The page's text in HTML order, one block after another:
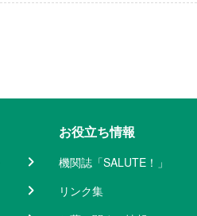
お役立ち情報
機関誌「SALUTE！」
リンク集